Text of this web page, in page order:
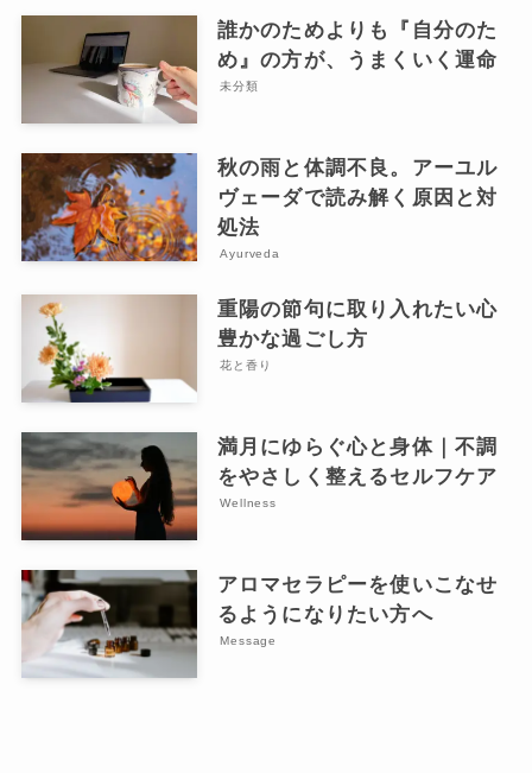
誰かのためよりも『自分のた
め』の方が、うまくいく運命
未分類
秋の雨と体調不良。アーユル
ヴェーダで読み解く原因と対
処法
Ayurveda
重陽の節句に取り入れたい心
豊かな過ごし方
花と香り
満月にゆらぐ心と身体｜不調
をやさしく整えるセルフケア
Wellness
アロマセラピーを使いこなせ
るようになりたい方へ
Message